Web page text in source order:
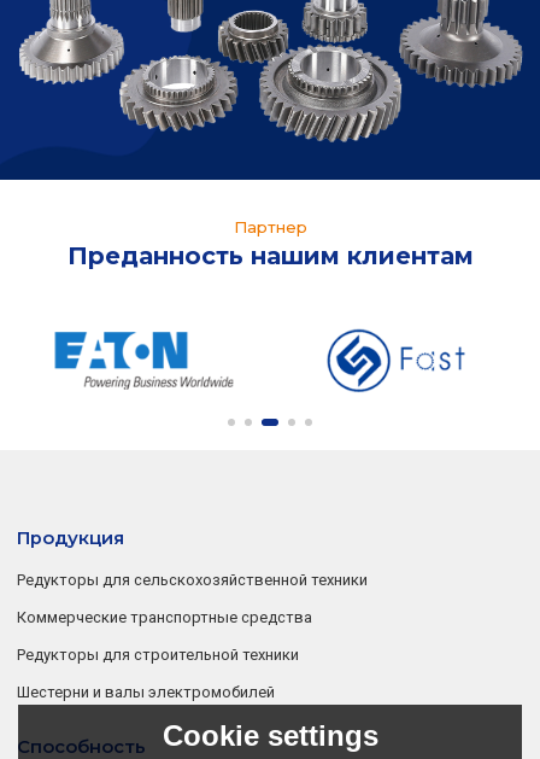
Партнер
Преданность нашим клиентам
Продукция
Редукторы для сельскохозяйственной техники
Коммерческие транспортные средства
Редукторы для строительной техники
Шестерни и валы электромобилей
Способность Cookie settings